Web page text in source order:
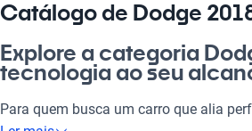
Catálogo de Dodge
Explore a categoria
tecnologia ao seu
Para quem busca um carro que alia